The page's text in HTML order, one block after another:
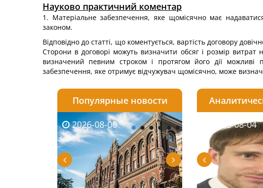
Науково практичний коментар
1. Матеріальне забезпечення, яке щомісячно має
законом.
Відповідно до статті, що коментується, вартість договору
Сторони в договорі можуть визначити обсяг і розмір
визначений певним строком і протягом його дії можливі
забезпечення, яке отримує відчужувач щомісячно, може
Популярные новости
2026-08-06 2026-08-06
2026-08-03 2026-08-04
2026-